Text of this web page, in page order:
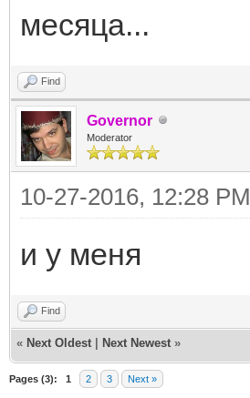
месяца...
Find
Governor
Moderator
10-27-2016, 12:28 PM
и у меня
Find
« Next Oldest Next Newest »
Pages (3): 1 2 3 Next »